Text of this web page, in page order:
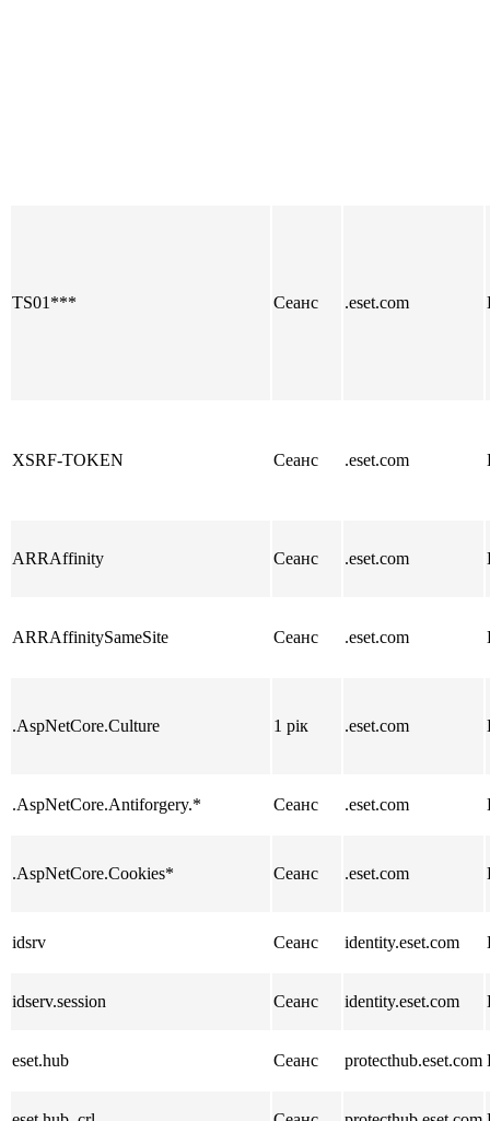
TS01*** Сеанс .eset.com
XSRF-TOKEN Сеанс .eset.com
ARRAffinity Сеанс .eset.com
ARRAffinitySameSite Сеанс .eset.com
.AspNetCore.Culture 1 рік .eset.com
.AspNetCore.Antiforgery.* Сеанс .eset.com
.AspNetCore.Cookies* Сеанс .eset.com
idsrv Сеанс identity.eset.com
idserv.session Сеанс identity.eset.com
eset.hub Сеанс protecthub.eset.com